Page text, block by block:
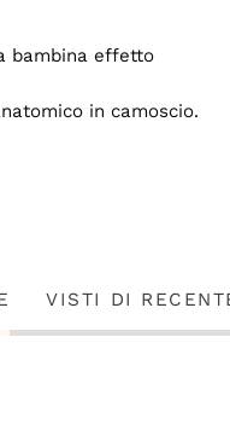
bambina effetto
in camoscio.
VISTI DI